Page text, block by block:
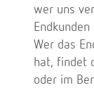
wer uns
Wer das
hat, findet
oder im